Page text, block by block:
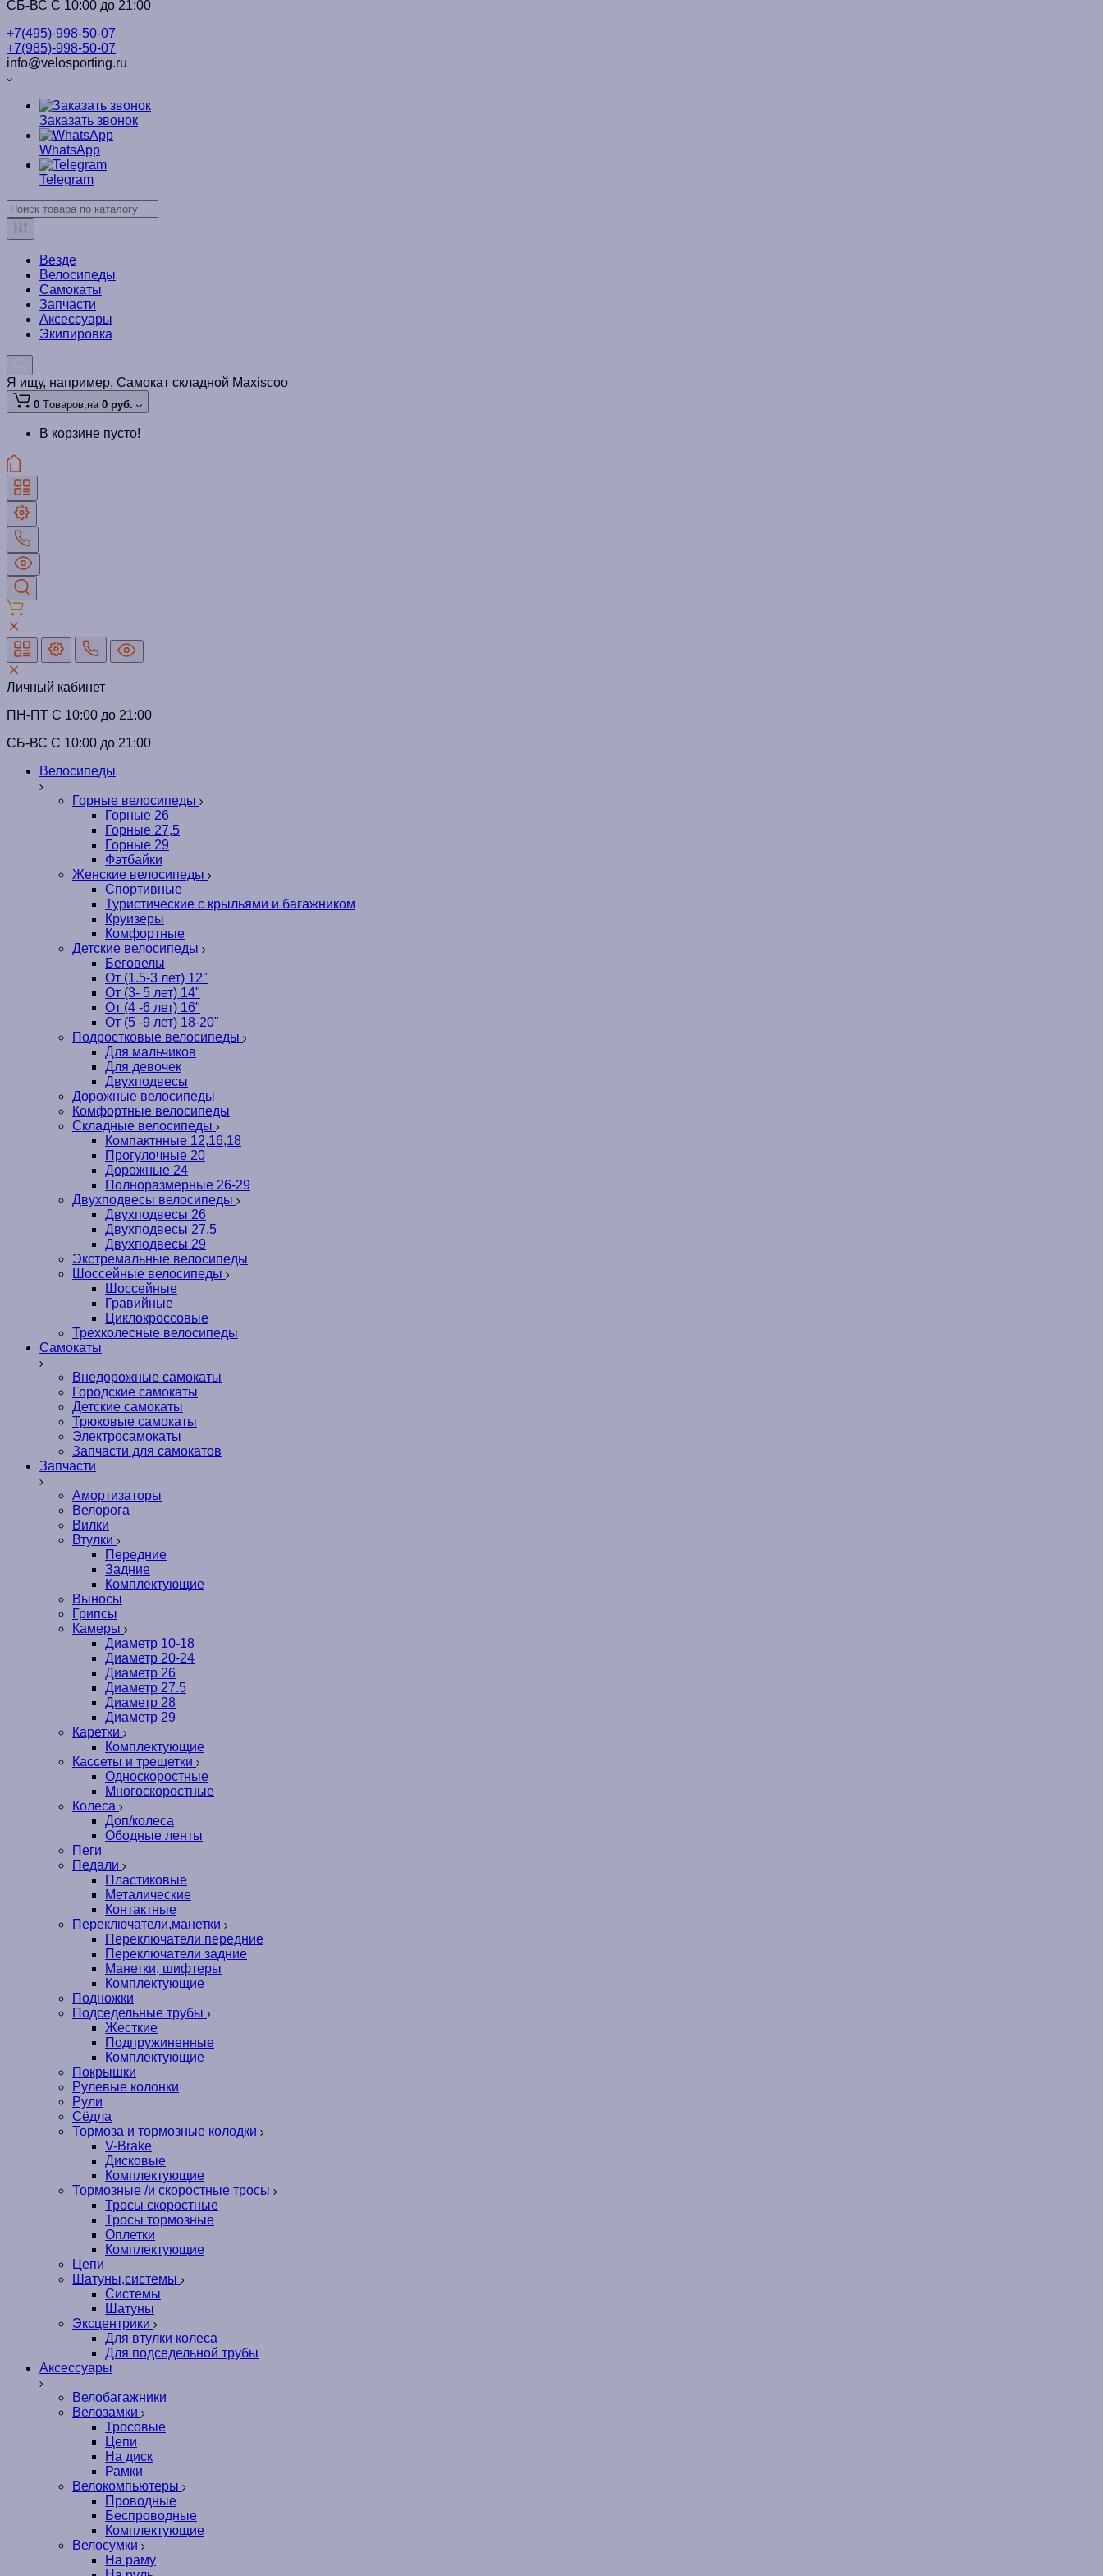
СБ-ВС С 10:00 до 21:00
+7(495)-998-50-07
+7(985)-998-50-07
info@velosporting.ru
Заказать звонок
WhatsApp
Telegram
Везде
Велосипеды
Самокаты
Запчасти
Аксессуары
Экипировка
Я ищу, например, Самокат складной Maxiscoo
0 Tоваров,на 0 руб.
В корзине пусто!
Личный кабинет
ПН-ПТ C 10:00 до 21:00
СБ-ВС С 10:00 до 21:00
Велосипеды
Горные велосипеды
Горные 26
Горные 27,5
Горные 29
Фэтбайки
Женские велосипеды
Спортивные
Туристические с крыльями и багажником
Круизеры
Комфортные
Детские велосипеды
Беговелы
От (1.5-3 лет) 12"
От (3- 5 лет) 14"
От (4 -6 лет) 16"
От (5 -9 лет) 18-20"
Подростковые велосипеды
Для мальчиков
Для девочек
Двухподвесы
Дорожные велосипеды
Комфортные велосипеды
Складные велосипеды
Компактнные 12,16,18
Прогулочные 20
Дорожные 24
Полноразмерные 26-29
Двухподвесы велосипеды
Двухподвесы 26
Двухподвесы 27.5
Двухподвесы 29
Экстремальные велосипеды
Шоссейные велосипеды
Шоссейные
Гравийные
Циклокроссовые
Трехколесные велосипеды
Самокаты
Внедорожные самокаты
Городские самокаты
Детские самокаты
Трюковые самокаты
Электросамокаты
Запчасти для самокатов
Запчасти
Амортизаторы
Велорога
Вилки
Втулки
Передние
Задние
Комплектующие
Выносы
Грипсы
Камеры
Диаметр 10-18
Диаметр 20-24
Диаметр 26
Диаметр 27.5
Диаметр 28
Диаметр 29
Каретки
Комплектующие
Кассеты и трещетки
Односкоростные
Многоскоростные
Колеса
Доп/колеса
Ободные ленты
Пеги
Педали
Пластиковые
Металические
Контактные
Переключатели,манетки
Переключатели передние
Переключатели задние
Манетки, шифтеры
Комплектующие
Подножки
Подседельные трубы
Жесткие
Подпружиненные
Комплектующие
Покрышки
Рулевые колонки
Рули
Сёдла
Тормоза и тормозные колодки
V-Brake
Дисковые
Комплектующие
Тормозные /и скоростные тросы
Тросы скоростные
Тросы тормозные
Оплетки
Комплектующие
Цепи
Шатуны,системы
Системы
Шатуны
Эксцентрики
Для втулки колеса
Для подседельной трубы
Аксессуары
Велобагажники
Велозамки
Тросовые
Цепи
На диск
Рамки
Велокомпьютеры
Проводные
Беспроводные
Комплектующие
Велосумки
На раму